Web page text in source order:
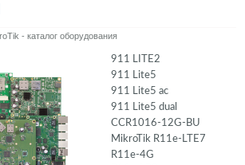
- каталог оборудования
911 LITE2
911 Lite5
911 Lite5 ac
911 Lite5 dual
CCR1016-12G-BU
MikroTik R11e-LTE7
R11e-4G